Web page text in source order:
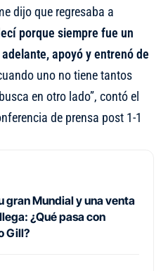
dijo que regresaba a
porque siempre fue un
apoyó y entrenó de
uno no tiene tantos
en otro lado”, contó el
de prensa post 1-1
gran Mundial y una venta
¿Qué pasa con
Gill?